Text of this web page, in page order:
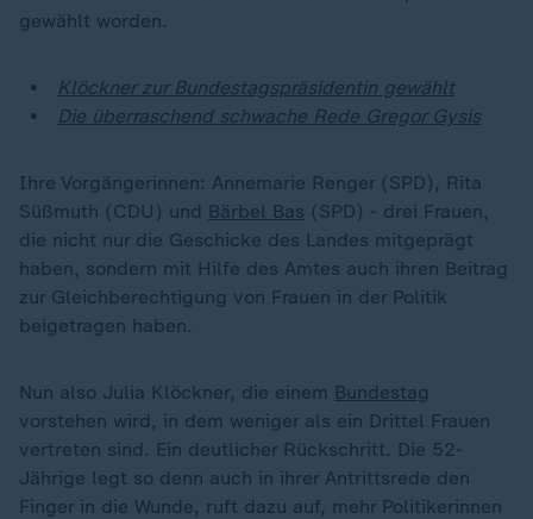
gewählt worden.
Klöckner zur Bundestagspräsidentin gewählt
Die überraschend schwache Rede Gregor Gysis
Ihre Vorgängerinnen: Annemarie Renger (SPD), Rita
Süßmuth (CDU) und Bärbel Bas (SPD) - drei Frauen,
die nicht nur die Geschicke des Landes mitgeprägt
haben, sondern mit Hilfe des Amtes auch ihren Beitrag
zur Gleichberechtigung von Frauen in der Politik
beigetragen haben.
Nun also Julia Klöckner, die einem Bundestag
vorstehen wird, in dem weniger als ein Drittel Frauen
vertreten sind. Ein deutlicher Rückschritt. Die 52-
Jährige legt so denn auch in ihrer Antrittsrede den
Finger in die Wunde, ruft dazu auf, mehr Politikerinnen